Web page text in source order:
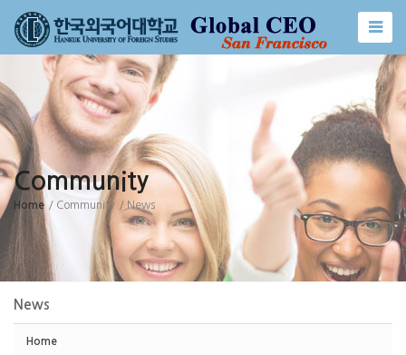
Community
Home / Community / News
News
Home
Sketchbook5, 스케치북5
Sketchbook5, 스케치북5